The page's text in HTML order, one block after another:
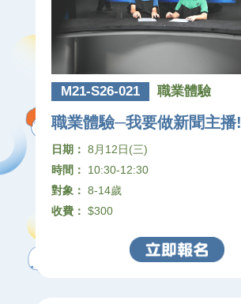
M21-S26-021 職業體驗
職業體驗─我要做新聞主播!
日期： 8月12日(三)
時間：
10:30-12:30
對象： 8-14歲
收費： $300